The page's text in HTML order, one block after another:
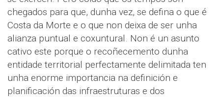
chegados para que, dunha vez, se defina o que é
Costa da Morte e o que non deixa de ser unha
alianza puntual e coxuntural. Non é un asunto
cativo este porque o recoñecemento dunha
entidade territorial perfectamente delimitada ten
unha enorme importancia na definición e
planificación das infraestruturas e dos